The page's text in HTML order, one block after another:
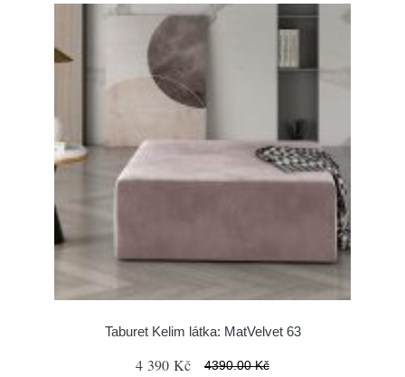
Taburet Kelim látka: MatVelvet 63
4 390 Kč 4390.00 Kč